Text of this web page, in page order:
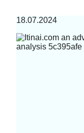
18.07.2024